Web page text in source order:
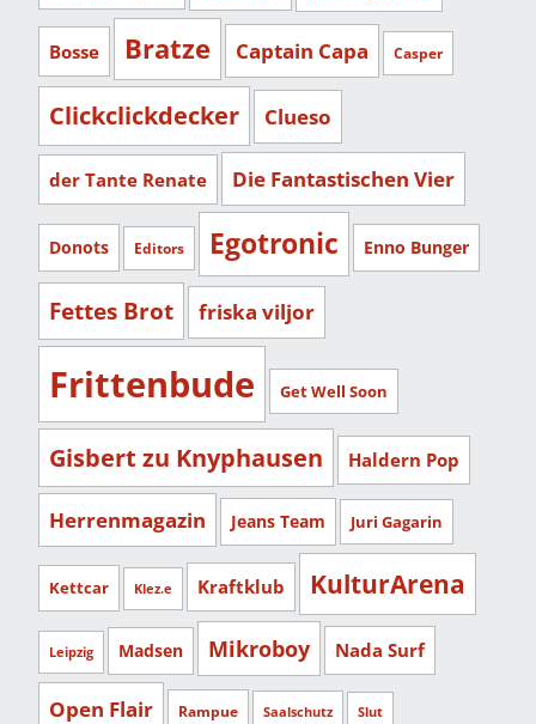
Bosse Bratze Captain Capa Casper
Clickclickdecker Clueso
der Tante Renate Die Fantastischen Vier
Donots Editors Egotronic Enno Bunger
Fettes Brot friska viljor
Frittenbude Get Well Soon
Gisbert zu Knyphausen Haldern Pop
Herrenmagazin Jeans Team Juri Gagarin
Kettcar Klez.e Kraftklub KulturArena
Leipzig Madsen Mikroboy Nada Surf
Open Flair Rampue Saalschutz Slut